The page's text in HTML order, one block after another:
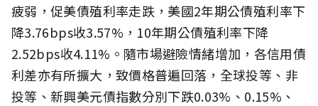
疲弱，促美債殖利率走跌，美國2年期公債殖利率下
降3.76bps收3.57%，10年期公債殖利率下降
2.52bps收4.11%。隨市場避險情緒增加，各信用債
利差亦有所擴大，致價格普遍回落，全球投等、非
投等、新興美元債指數分別下跌0.03%、0.15%、